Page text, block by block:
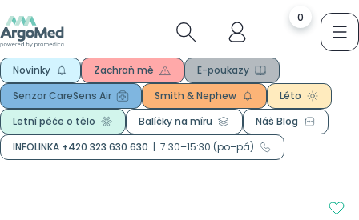
0
Novinky Zachraň mě
E-poukazy
Senzor CareSens Air
Smith & Nephew
Léto
Letní péče o tělo
Balíčky na míru
Náš Blog
INFOLINKA +420 323 630 630 | 7:30–15:30 (po–pá)